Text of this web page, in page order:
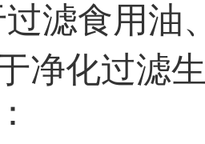
过滤食用油
净化过滤